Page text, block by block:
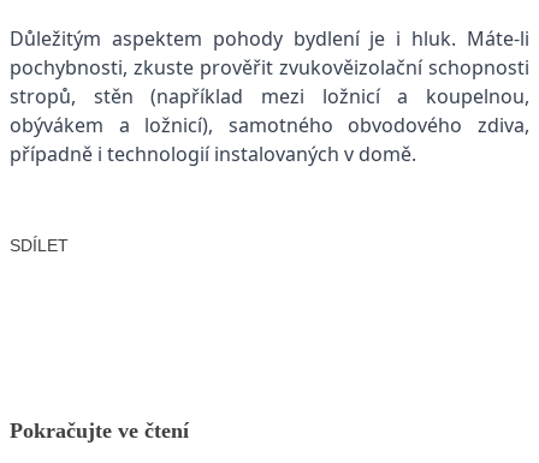
Důležitým aspektem pohody bydlení je i hluk. Máte-li
pochybnosti, zkuste prověřit zvukověizolační schopnosti
stropů, stěn (například mezi ložnicí a koupelnou,
obývákem a ložnicí), samotného obvodového zdiva,
případně i technologií instalovaných v domě.
SDÍLET
Pokračujte ve čtení